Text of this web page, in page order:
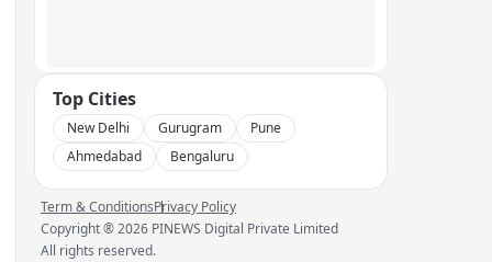
Top Cities
New Delhi Gurugram
Pune
Ahmedabad
Bengaluru
Term & ConditionsPrivacy Policy
Copyright ®2026 PINEWS Digital Private Limited
All rights reserved.